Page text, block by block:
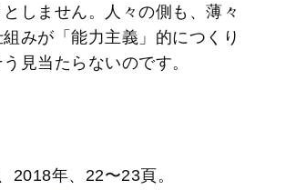
しません。人々の側も、薄々
みが「能力主義」的につくり
見当たらないのです。
年、22〜23頁。